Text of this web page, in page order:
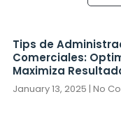
Tips de
Comerciales:
Maximiza
January 13, 2025 No